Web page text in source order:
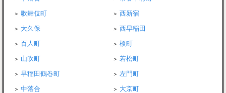
歌舞伎町
西新宿
大久保
西早稲田
百人町
榎町
山吹町
若松町
早稲田鶴巻町
左門町
中落合
大京町